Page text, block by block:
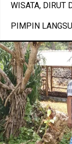
WISATA, DIRUT
PIMPIN